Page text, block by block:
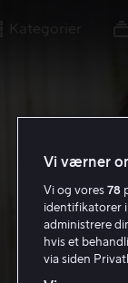
Vi værner
Vi og vores 78
identifikatorer i
administrere
hvis et
via siden